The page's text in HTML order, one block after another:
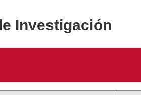
Investigación